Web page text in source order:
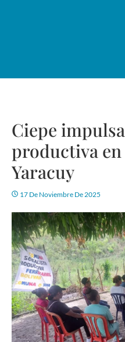
Ciepe
productiva
Yaracuy
17 De Noviembre De 2025